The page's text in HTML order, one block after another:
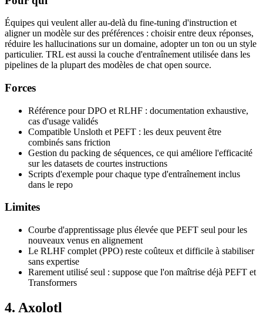
Équipes qui veulent aller au-delà du fine-tuning d'instruction et
aligner un modèle sur des préférences : choisir entre deux réponses,
réduire les hallucinations sur un domaine, adopter un ton ou un style
particulier. TRL est aussi la couche d'entraînement utilisée dans les
pipelines de la plupart des modèles de chat open source.
Forces
Référence pour DPO et RLHF : documentation exhaustive,
cas d'usage validés
Compatible Unsloth et PEFT : les deux peuvent être
combinés sans friction
Gestion du packing de séquences, ce qui améliore l'efficacité
sur les datasets de courtes instructions
Scripts d'exemple pour chaque type d'entraînement inclus
dans le repo
Limites
Courbe d'apprentissage plus élevée que PEFT seul pour les
nouveaux venus en alignement
Le RLHF complet (PPO) reste coûteux et difficile à stabiliser
sans expertise
Rarement utilisé seul : suppose que l'on maîtrise déjà PEFT et
Transformers
4. Axolotl